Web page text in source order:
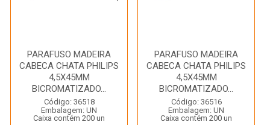
PARAFUSO MADEIRA
CABECA CHATA PHILIPS
4,5X45MM
BICROMATIZADO...
Código: 36518
Embalagem: UN
Caixa contém 200 un
PARAFUSO MADEIRA
CABECA CHATA PHILIPS
4,5X45MM
BICROMATIZADO...
Código: 36516
Embalagem: UN
Caixa contém 200 un